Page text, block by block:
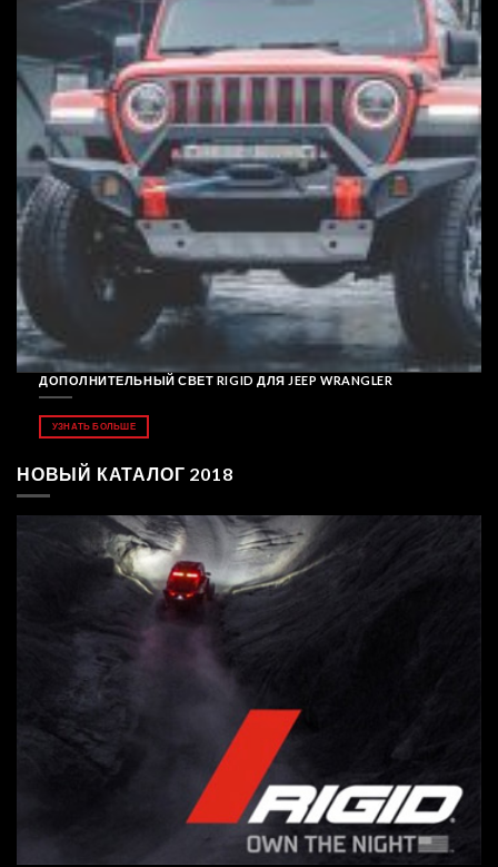
ДОПОЛНИТЕЛЬНЫЙ СВЕТ RIGID ДЛЯ JEEP WRANGLER
УЗНАТЬ БОЛЬШЕ
НОВЫЙ КАТАЛОГ 2018